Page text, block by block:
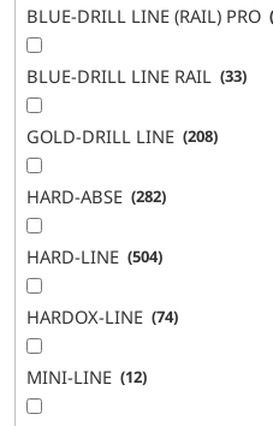
BLUE-DRILL LINE (RAIL) PRO
BLUE-DRILL LINE RAIL 33
GOLD-DRILL LINE 208
HARD-ABSE 282
HARD-LINE 504
HARDOX-LINE 74
MINI-LINE 12